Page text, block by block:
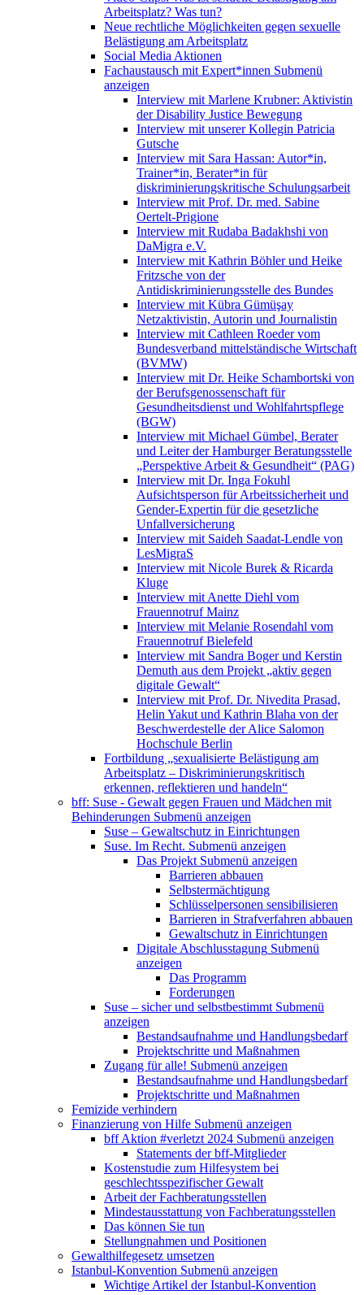
Arbeitsplatz? Was tun?
Neue rechtliche Möglichkeiten gegen sexuelle
Belästigung am Arbeitsplatz
Social Media Aktionen
Fachaustausch mit Expert*innen Submenü
anzeigen
Interview mit Marlene Krubner: Aktivistin
der Disability Justice Bewegung
Interview mit unserer Kollegin Patricia
Gutsche
Interview mit Sara Hassan: Autor*in,
Trainer*in, Berater*in für
diskriminierungskritische Schulungsarbeit
Interview mit Prof. Dr. med. Sabine
Oertelt-Prigione
Interview mit Rudaba Badakhshi von
DaMigra e.V.
Interview mit Kathrin Böhler und Heike
Fritzsche von der
Antidiskriminierungsstelle des Bundes
Interview mit Kübra Gümüşay
Netzaktivistin, Autorin und Journalistin
Interview mit Cathleen Roeder vom
Bundesverband mittelständische Wirtschaft
(BVMW)
Interview mit Dr. Heike Schambortski von
der Berufsgenossenschaft für
Gesundheitsdienst und Wohlfahrtspflege
(BGW)
Interview mit Michael Gümbel, Berater
und Leiter der Hamburger Beratungsstelle
„Perspektive Arbeit & Gesundheit“ (PAG)
Interview mit Dr. Inga Fokuhl
Aufsichtsperson für Arbeitssicherheit und
Gender-Expertin für die gesetzliche
Unfallversicherung
Interview mit Saideh Saadat-Lendle von
LesMigraS
Interview mit Nicole Burek & Ricarda
Kluge
Interview mit Anette Diehl vom
Frauennotruf Mainz
Interview mit Melanie Rosendahl vom
Frauennotruf Bielefeld
Interview mit Sandra Boger und Kerstin
Demuth aus dem Projekt „aktiv gegen
digitale Gewalt“
Interview mit Prof. Dr. Nivedita Prasad,
Helin Yakut und Kathrin Blaha von der
Beschwerdestelle der Alice Salomon
Hochschule Berlin
Fortbildung „sexualisierte Belästigung am
Arbeitsplatz – Diskriminierungskritisch
erkennen, reflektieren und handeln“
bff: Suse - Gewalt gegen Frauen und Mädchen mit
Behinderungen Submenü anzeigen
Suse – Gewaltschutz in Einrichtungen
Suse. Im Recht. Submenü anzeigen
Das Projekt Submenü anzeigen
Barrieren abbauen
Selbstermächtigung
Schlüsselpersonen sensibilisieren
Barrieren in Strafverfahren abbauen
Gewaltschutz in Einrichtungen
Digitale Abschlusstagung Submenü
anzeigen
Das Programm
Forderungen
Suse – sicher und selbstbestimmt Submenü
anzeigen
Bestandsaufnahme und Handlungsbedarf
Projektschritte und Maßnahmen
Zugang für alle! Submenü anzeigen
Bestandsaufnahme und Handlungsbedarf
Projektschritte und Maßnahmen
Femizide verhindern
Finanzierung von Hilfe Submenü anzeigen
bff Aktion #verletzt 2024 Submenü anzeigen
Statements der bff-Mitglieder
Kostenstudie zum Hilfesystem bei
geschlechtsspezifischer Gewalt
Arbeit der Fachberatungsstellen
Mindestausstattung von Fachberatungsstellen
Das können Sie tun
Stellungnahmen und Positionen
Gewalthilfegesetz umsetzen
Istanbul-Konvention Submenü anzeigen
Wichtige Artikel der Istanbul-Konvention